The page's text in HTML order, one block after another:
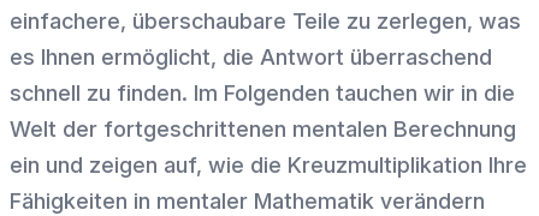
einfachere, überschaubare Teile zu zerlegen, was
es Ihnen ermöglicht, die Antwort überraschend
schnell zu finden. Im Folgenden tauchen wir in die
Welt der fortgeschrittenen mentalen Berechnung
ein und zeigen auf, wie die Kreuzmultiplikation Ihre
Fähigkeiten in mentaler Mathematik verändern